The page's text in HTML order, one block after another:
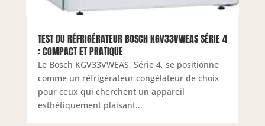
TEST DU RÉFRIGÉRATEUR BOSCH KGV33VWEAS SÉRIE 4
: COMPACT ET PRATIQUE
Le Bosch KGV33VWEAS, Série 4, se positionne
comme un réfrigérateur congélateur de choix
pour ceux qui cherchent un appareil
esthétiquement plaisant...